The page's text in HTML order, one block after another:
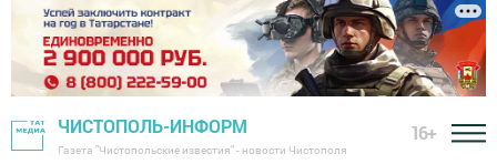
ЧИСТОПОЛЬ-ИНФОРМ
Газета "Чистопольские известия" - новости Чистополя
16+